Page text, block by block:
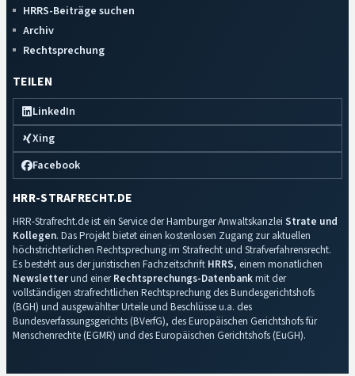
HRRS-Beiträge suchen
Archiv
Rechtsprechung
TEILEN
LinkedIn
Xing
Facebook
HRR-STRAFRECHT.DE
HRR-Strafrecht.de ist ein Service der Hamburger Anwaltskanzlei Strate und
Kollegen. Das Projekt bietet einen kostenlosen Zugang zur aktuellen
höchstrichterlichen Rechtsprechung im Strafrecht und Strafverfahrensrecht.
Es besteht aus der juristischen Fachzeitschrift HRRS, einem monatlichen
Newsletterund einerRechtsprechungs-Datenbankmit der
vollständigen strafrechtlichen Rechtsprechung des Bundesgerichtshofs
(BGH) und ausgewählter Urteile und Beschlüsse u.a. des
Bundesverfassungsgerichts (BVerfG), des Europäischen Gerichtshofs für
Menschenrechte (EGMR) und des Europäischen Gerichtshofs (EuGH).